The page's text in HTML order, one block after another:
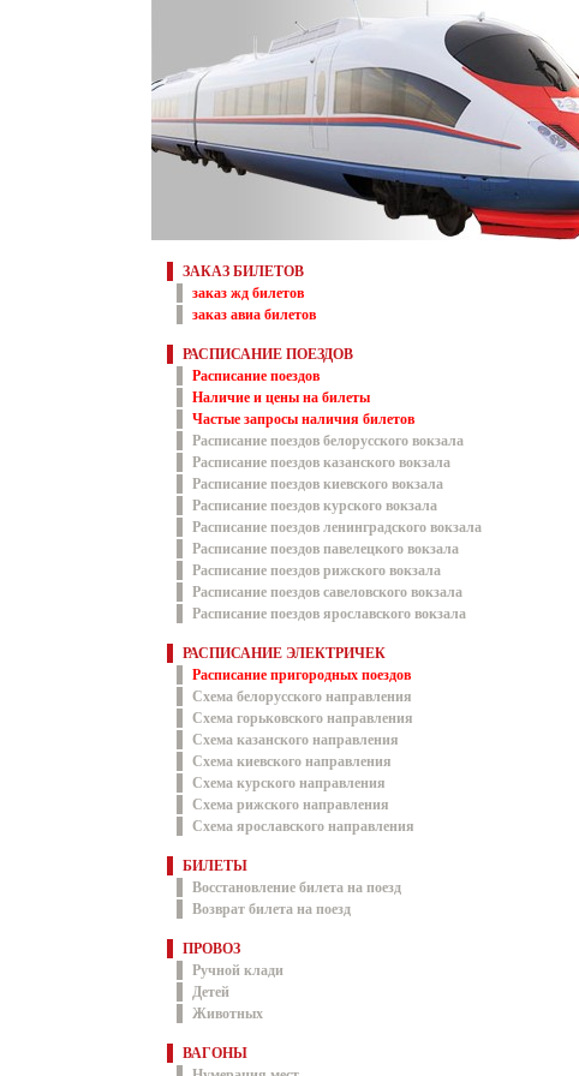
ЗАКАЗ БИЛЕТОВ
заказ жд билетов
заказ авиа билетов
РАСПИСАНИЕ ПОЕЗДОВ
Расписание поездов
Наличие и цены на билеты
Частые запросы наличия билетов
Расписание поездов белорусского вокзала
Расписание поездов казанского вокзала
Расписание поездов киевского вокзала
Расписание поездов курского вокзала
Расписание поездов ленинградского вокзала
Расписание поездов павелецкого вокзала
Расписание поездов рижского вокзала
Расписание поездов савеловского вокзала
Расписание поездов ярославского вокзала
РАСПИСАНИЕ ЭЛЕКТРИЧЕК
Расписание пригородных поездов
Схема белорусского направления
Схема горьковского направления
Схема казанского направления
Схема киевского направления
Схема курского направления
Схема рижского направления
Схема ярославского направления
БИЛЕТЫ
Восстановление билета на поезд
Возврат билета на поезд
ПРОВОЗ
Ручной клади
Детей
Животных
ВАГОНЫ